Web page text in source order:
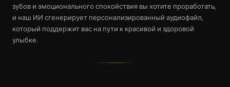
зубов и эмоционального спокойствия вы хотите проработать,
и наш ИИ сгенерирует персонализированный аудиофайл,
который поддержит вас на пути к красивой и здоровой
улыбке.